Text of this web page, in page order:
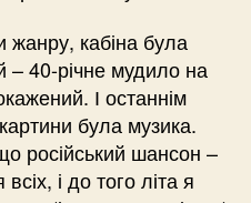
кабіна була
– 40-річне мудило на
І останнім
була музика.
російський шансон –
і до того літа я